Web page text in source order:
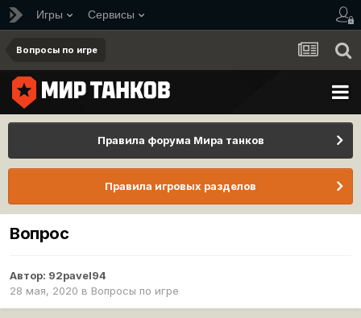
Игры Сервисы
Вопросы по игре
Правила форума Мира танков
Правила игровых разделов
Вопрос
Автор: 92pavel94
28 мая, 2020 в Вопросы по игре